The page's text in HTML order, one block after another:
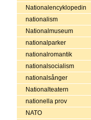
Nationalencyklopedin
nationalism
Nationalmuseum
nationalparker
nationalromantik
nationalsocialism
nationalsånger
Nationalteatern
nationella prov
NATO